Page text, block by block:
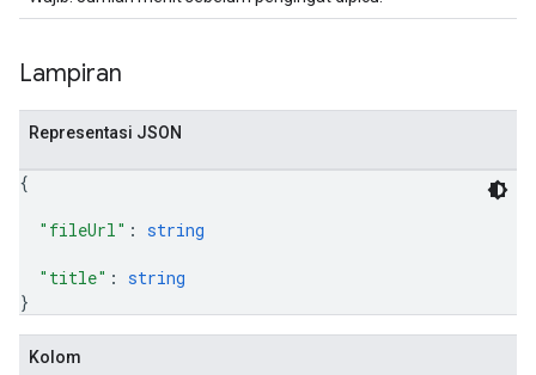
Lampiran
Representasi JSON
{
"fileUrl" : string
"title" : string
}
Kolom